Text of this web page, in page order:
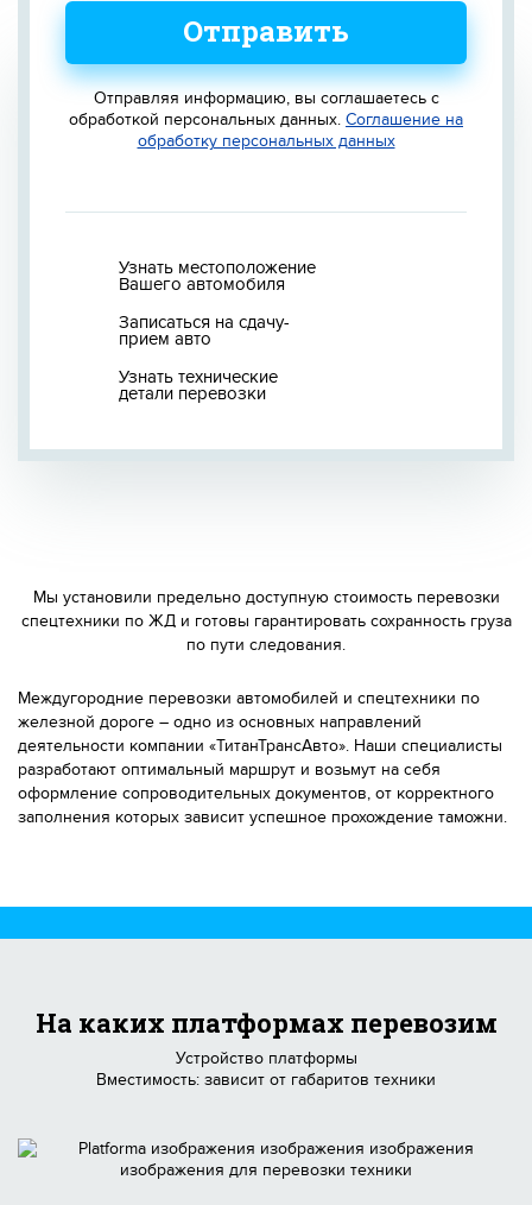
Отправить
Отправляя информацию, вы соглашаетесь с
обработкой персональных данных. Соглашение на
обработку персональных данных
Узнать местоположение
Вашего автомобиля
Записаться на сдачу-
прием авто
Узнать технические
детали перевозки
Мы установили предельно доступную стоимость перевозки
спецтехники по ЖД и готовы гарантировать сохранность груза
по пути следования.
Междугородние перевозки автомобилей и спецтехники по
железной дороге – одно из основных направлений
деятельности компании «ТитанТрансАвто». Наши специалисты
разработают оптимальный маршрут и возьмут на себя
оформление сопроводительных документов, от корректного
заполнения которых зависит успешное прохождение таможни.
На каких платформах перевозим
Устройство платформы
Вместимость: зависит от габаритов техники